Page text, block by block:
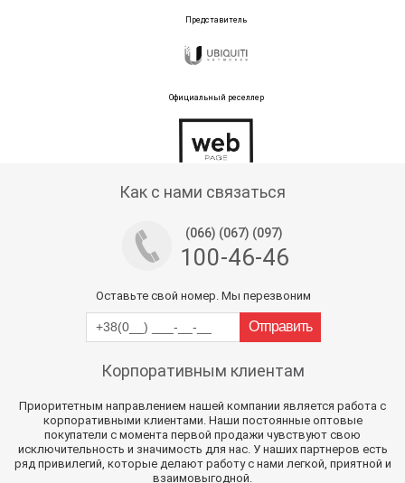
Представитель
Официальный реселлер
Как с нами связаться
(066) (067) (097)
100-46-46
Оставьте свой номер. Мы перезвоним
Корпоративным клиентам
Приоритетным направлением нашей компании является работа с
корпоративными клиентами. Наши постоянные оптовые
покупатели с момента первой продажи чувствуют свою
исключительность и значимость для нас. У наших партнеров есть
ряд привилегий, которые делают работу с нами легкой, приятной и
взаимовыгодной.